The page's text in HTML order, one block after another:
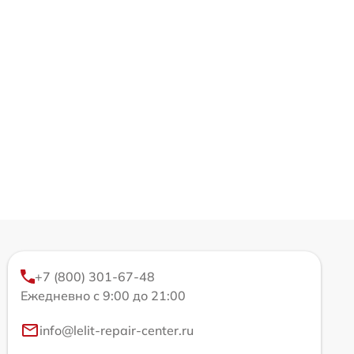
+7 (800) 301-67-48
Ежедневно с 9:00 до 21:00
info@lelit-repair-center.ru